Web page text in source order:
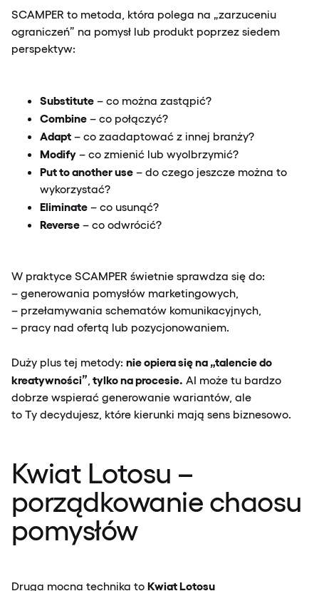
SCAMPER to metoda, która polega na „zarzuceniu
ograniczeń” na pomysł lub produkt poprzez siedem
perspektyw:
Substitute – co można zastąpić?
Combine – co połączyć?
Adapt – co zaadaptować z innej branży?
Modify – co zmienić lub wyolbrzymić?
Put to another use – do czego jeszcze można to
wykorzystać?
Eliminate – co usunąć?
Reverse – co odwrócić?
W praktyce SCAMPER świetnie sprawdza się do:
– generowania pomysłów marketingowych,
– przełamywania schematów komunikacyjnych,
– pracy nad ofertą lub pozycjonowaniem.
Duży plus tej metody: nie opiera się na „talencie do
kreatywności” tylko na procesie. AI może tu bardzo
dobrze wspierać generowanie wariantów, ale
to Ty decydujesz, które kierunki mają sens biznesowo.
Kwiat Lotosu –
porządkowanie chaosu
pomysłów
Druga mocna technika to Kwiat Lotosu